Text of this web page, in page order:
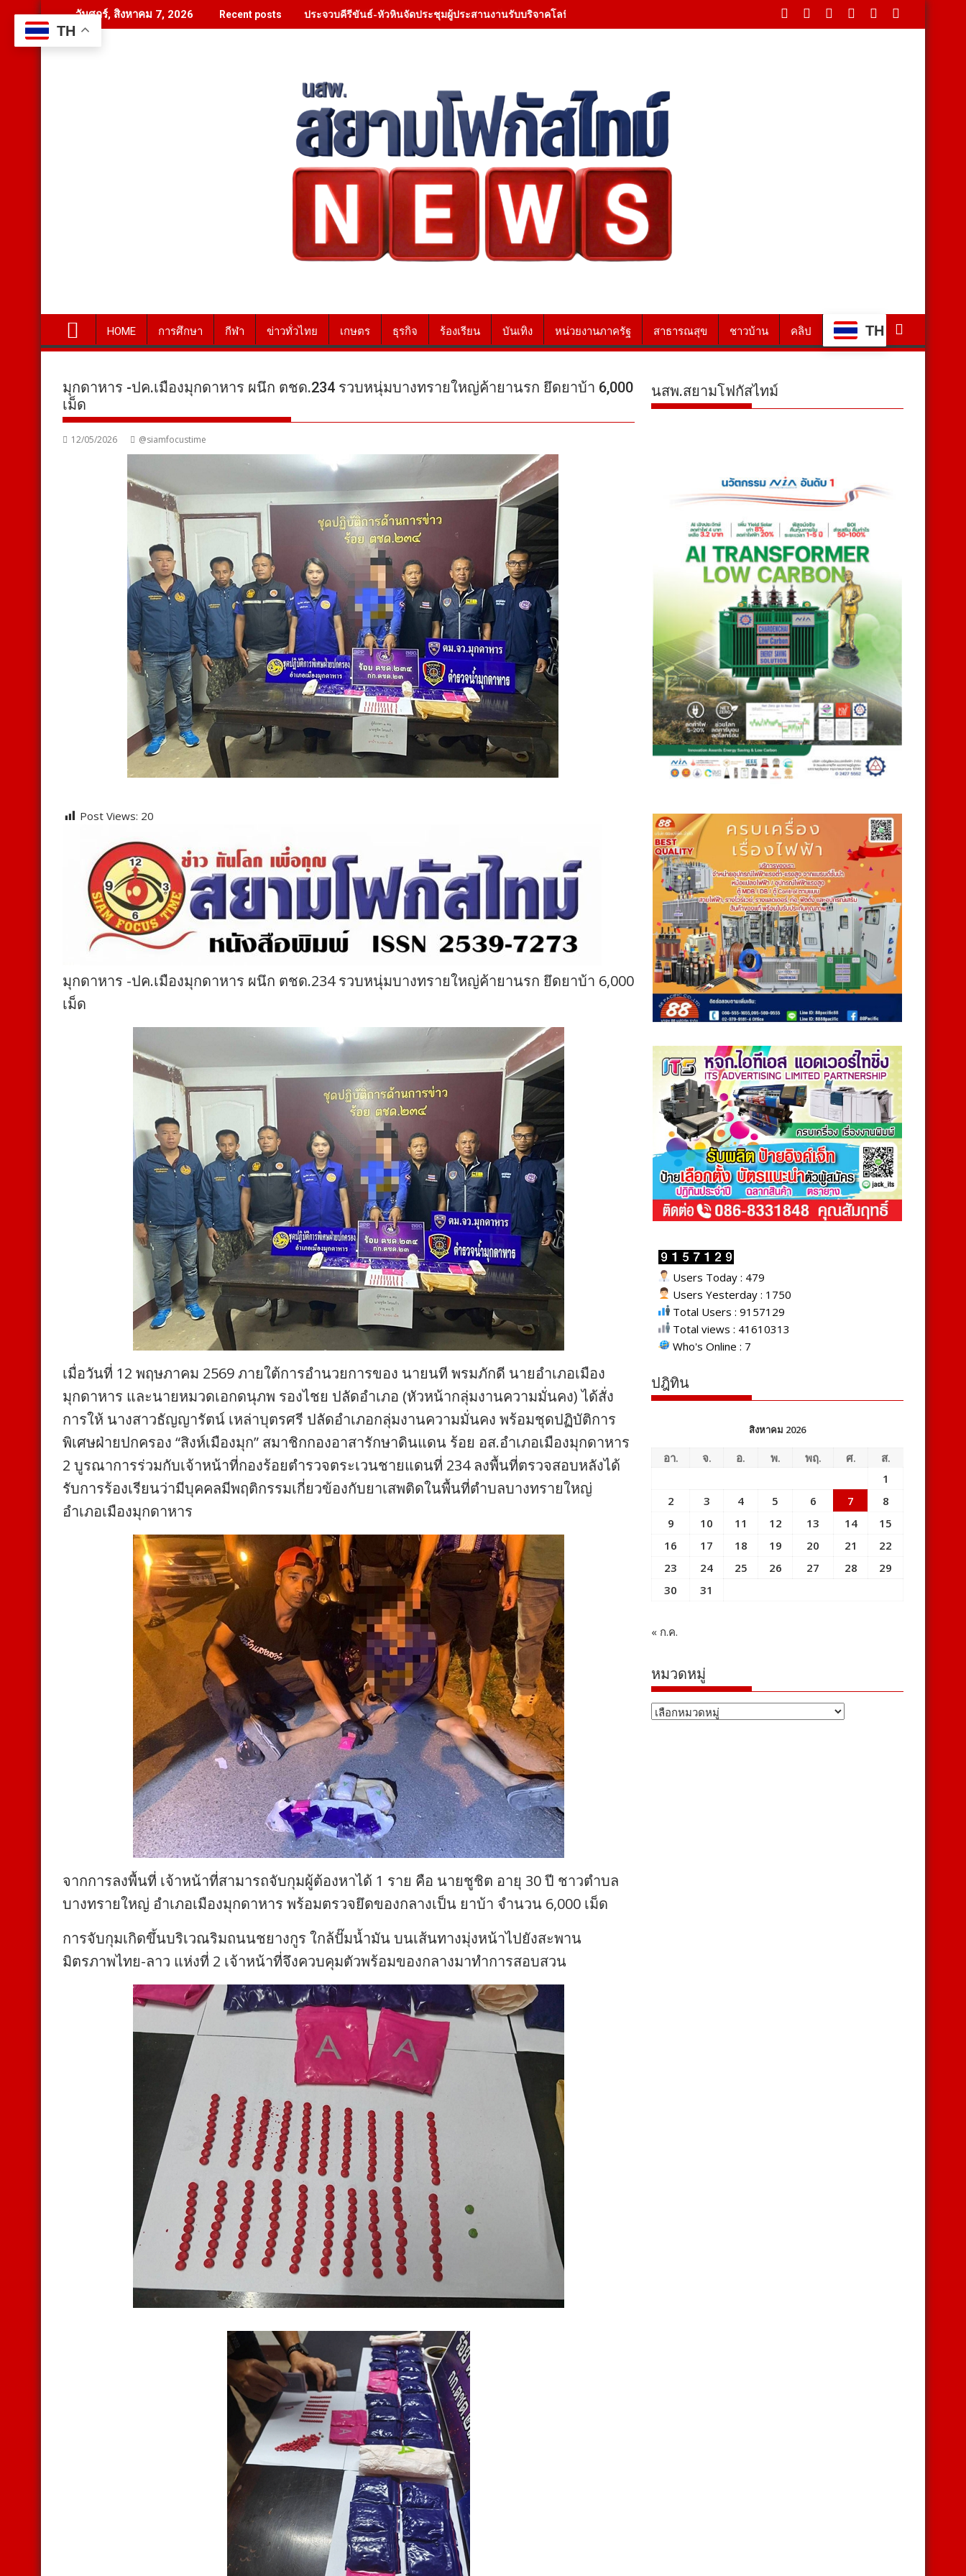
to
content
วันศุกร์, สิงหาคม 7, 2026 Recent posts ประจวบคีรีขันธ์-หัวหินจัดประชุมผู้ประสานงานรับบริจาคโลหิต ยกระดับเครือข่ายจัดหาโลหิตคุณภาพรองรับผู้ป่วย
HOME การศึกษา กีฬา ข่าวทั่วไทย เกษตร ธุรกิจ ร้องเรียน บันเทิง หน่วยงานภาครัฐ สาธารณสุข ชาวบ้าน คลิป TH
มุกดาหาร -ปค.เมืองมุกดาหาร ผนึก ตชด.234 รวบหนุ่มบางทรายใหญ่ค้ายานรก ยึดยาบ้า 6,000
เม็ด
12/05/2026 @siamfocustime
Post Views: 20
มุกดาหาร -ปค.เมืองมุกดาหาร ผนึก ตชด.234 รวบหนุ่มบางทรายใหญ่ค้ายานรก ยึดยาบ้า 6,000
เม็ด
เมื่อวันที่ 12 พฤษภาคม 2569 ภายใต้การอำนวยการของ นายนที พรมภักดี นายอำเภอเมือง
มุกดาหาร และนายหมวดเอกดนุภพ รองไชย ปลัดอำเภอ (หัวหน้ากลุ่มงานความมั่นคง) ได้สั่ง
การให้ นางสาวธัญญารัตน์ เหล่าบุตรศรี ปลัดอำเภอกลุ่มงานความมั่นคง พร้อมชุดปฏิบัติการ
พิเศษฝ่ายปกครอง “สิงห์เมืองมุก” สมาชิกกองอาสารักษาดินแดน ร้อย อส.อำเภอเมืองมุกดาหาร
2 บูรณาการร่วมกับเจ้าหน้าที่กองร้อยตำรวจตระเวนชายแดนที่ 234 ลงพื้นที่ตรวจสอบหลังได้
รับการร้องเรียนว่ามีบุคคลมีพฤติกรรมเกี่ยวข้องกับยาเสพติดในพื้นที่ตำบลบางทรายใหญ่
อำเภอเมืองมุกดาหาร
จากการลงพื้นที่ เจ้าหน้าที่สามารถจับกุมผู้ต้องหาได้ 1 ราย คือ นายชูชิต อายุ 30 ปี ชาวตำบล
บางทรายใหญ่ อำเภอเมืองมุกดาหาร พร้อมตรวจยึดของกลางเป็น ยาบ้า จำนวน 6,000 เม็ด
การจับกุมเกิดขึ้นบริเวณริมถนนชยางกูร ใกล้ปั๊มน้ำมัน บนเส้นทางมุ่งหน้าไปยังสะพาน
มิตรภาพไทย-ลาว แห่งที่ 2 เจ้าหน้าที่จึงควบคุมตัวพร้อมของกลางมาทำการสอบสวน
นสพ.สยามโฟกัสไทม์
Users Today : 479
Users Yesterday : 1750
Total Users : 9157129
Total views : 41610313
Who's Online : 7
ปฎิทิน
สิงหาคม 2026
อา. จ. อ. พ. พฤ. ศ.
ส.
1
2
3 4 5 6 7
8
9
10 11 12 13 14
15
16
17 18 19 20 21
22
23
24 25 26 27 28
29
30
31
« ก.ค.
หมวดหมู่
หมวด
TH